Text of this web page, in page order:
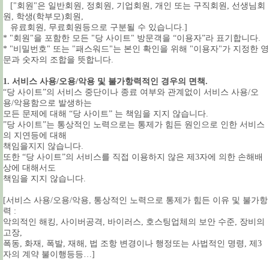
["회원"은 일반회원, 정회원, 기업회원, 개인 또는 구직회원, 선생님회
원, 학생(학부모)회원,
유료회원, 무료회원등으로 구분될 수 있습니다.]
* "회원"을 포함한 모든 "당 사이트" 방문객을 “이용자”라 표기합니다.
* "비밀번호" 또는 "패스워드"는 본인 확인을 위해 "이용자"가 지정한 영
문과 숫자의 조합을 뜻합니다.
1. 서비스 사용/오용/악용 및 불가항력적인 경우의 면책.
“당 사이트”의 서비스 중단이나 종료 여부와 관계없이 서비스 사용/오
용/악용함으로 발생하는
모든 문제에 대해 “당 사이트” 는 책임을 지지 않습니다.
”당 사이트”는 통상적인 노력으로는 통제가 힘든 원인으로 인한 서비스
의 지연등에 대해
책임을지지 않습니다.
또한 “당 사이트”의 서비스를 직접 이용하지 않은 제3자에 의한 손해배
상에 대해서도
책임을 지지 않습니다.
[서비스 사용/오용/악용, 통상적인 노력으로 통제가 힘든 이유 및 불가항
력 :
악의적인 해킹, 사이버공격, 바이러스, 호스팅업체의 보안 수준, 장비의
고장,
폭동, 화재, 폭발, 재해, 법 조항 변경이나 행정또는 사법적인 명령, 제3
자의 계약 불이행등등…]